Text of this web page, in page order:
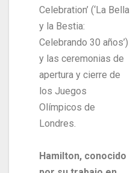
Celebration’ (‘La Bella
y la Bestia:
Celebrando 30 años’)
y las ceremonias de
apertura y cierre de
los Juegos
Olímpicos de
Londres.
Hamilton, conocido